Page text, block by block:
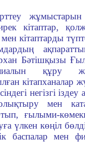
кітаптар,
кітаптарды
Бәтішқызы
құру
кітапханалар
негізгі
мен
ғылыми-
үлкен көңіл
баспалар мен